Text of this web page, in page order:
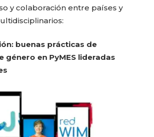
y colaboración entre países y
buenas prácticas de
género en PyMES lideradas